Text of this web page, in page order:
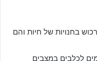
בחנויות של חיות והם
לכלבים במצבים